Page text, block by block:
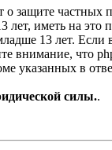
защите
иметь на
13 лет.
внимание, что
указанных в
силы..